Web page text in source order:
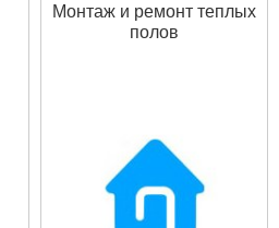
Монтаж и ремонт теплых
полов